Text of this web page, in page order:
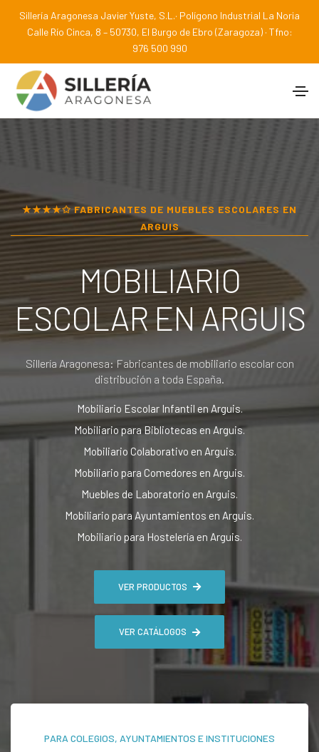
Sillería Aragonesa Javier Yuste, S.L.· Polígono Industrial La Noria
Calle Río Cinca, 8 – 50730, El Burgo de Ebro (Zaragoza) · Tfno:
976 500 990
★★★★✩ FABRICANTES DE MUEBLES ESCOLARES EN
ARGUIS
MOBILIARIO
ESCOLAR ENARGUIS
Sillería Aragonesa: Fabricantes de mobiliario escolar con
distribución a toda España.
Mobiliario Escolar Infantil en Arguis.
Mobiliario para Bibliotecas en Arguis.
Mobiliario Colaborativo en Arguis.
Mobiliario para Comedores en Arguis.
Muebles de Laboratorio en Arguis.
Mobiliario para Ayuntamientos en Arguis.
Mobiliario para Hostelería en Arguis.
VER PRODUCTOS
VER CATÁLOGOS
PARA COLEGIOS, AYUNTAMIENTOS E INSTITUCIONES